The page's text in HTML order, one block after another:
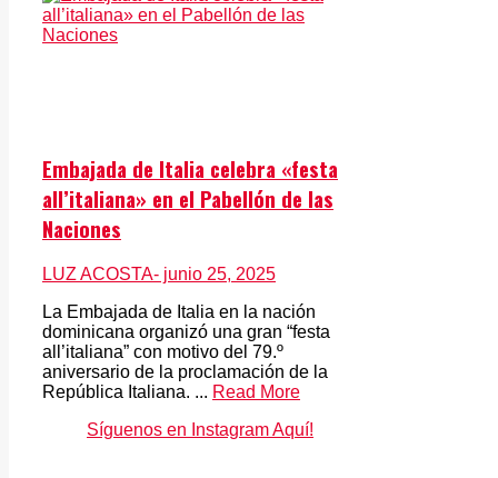
Embajada de Italia celebra «festa
all’italiana» en el Pabellón de las
Naciones
LUZ ACOSTA- junio 25, 2025
La Embajada de Italia en la nación
dominicana organizó una gran “festa
all’italiana” con motivo del 79.º
aniversario de la proclamación de la
República Italiana. ... Read More
Síguenos en Instagram Aquí!